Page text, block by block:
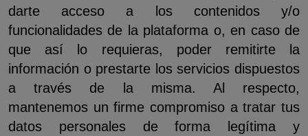
darte acceso a los contenidos y/o
funcionalidades de la plataforma o, en caso de
que así lo requieras, poder remitirte la
información o prestarte los servicios dispuestos
a través de la misma. Al respecto,
mantenemos un firme compromiso a tratar tus
datos personales de forma legítima y